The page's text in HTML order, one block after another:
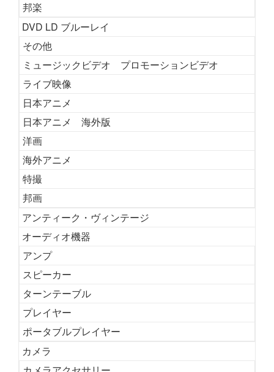
邦楽
DVD LD ブルーレイ
その他
ミュージックビデオ プロモーションビデオ
ライブ映像
日本アニメ
日本アニメ 海外版
洋画
海外アニメ
特撮
邦画
アンティーク・ヴィンテージ
オーディオ機器
アンプ
スピーカー
ターンテーブル
プレイヤー
ポータブルプレイヤー
カメラ